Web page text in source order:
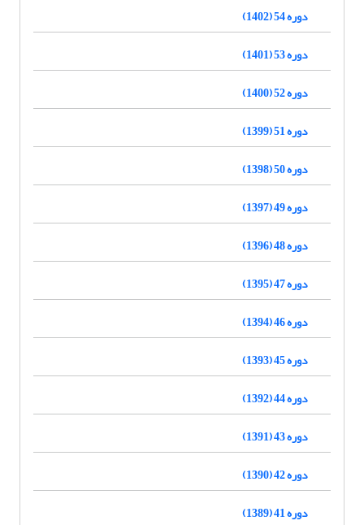
دوره 54 (1402)
دوره 53 (1401)
دوره 52 (1400)
دوره 51 (1399)
دوره 50 (1398)
دوره 49 (1397)
دوره 48 (1396)
دوره 47 (1395)
دوره 46 (1394)
دوره 45 (1393)
دوره 44 (1392)
دوره 43 (1391)
دوره 42 (1390)
دوره 41 (1389)